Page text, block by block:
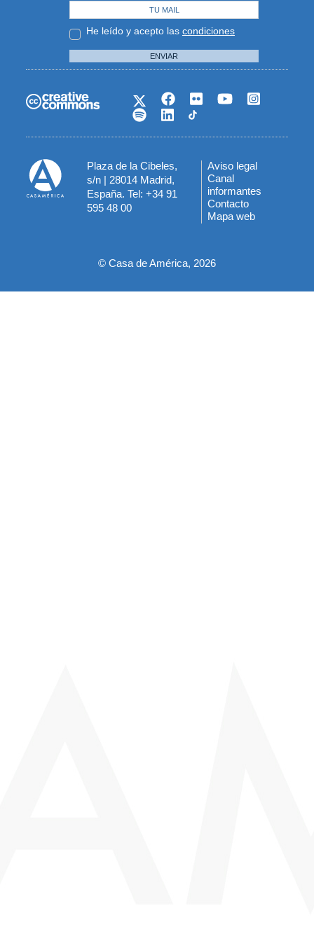
He leído y acepto las condiciones
ENVIAR
Plaza de la Cibeles,
s/n | 28014 Madrid,
España. Tel: +34 91
595 48 00
Menú
del
pie
Aviso legal
Canal
informantes
Contacto
Mapa web
© Casa de América, 2026